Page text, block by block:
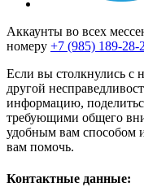
Аккаунты во всех
номеру +7 (985) 189-28-
Если вы столкнулись с
другой
информацию,
требующими общего
удобным вам способом
вам помочь.
Контактные данные: